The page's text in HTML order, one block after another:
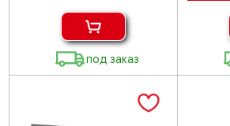
под заказ